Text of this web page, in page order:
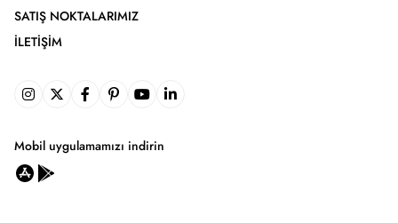
SATIŞ NOKTALARIMIZ
İLETIŞIM
Mobil uygulamamızı indirin